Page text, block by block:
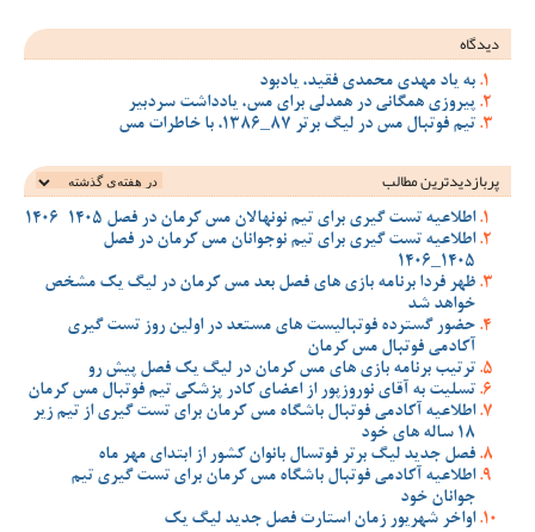
دیدگاه
به یاد مهدی محمدی فقید، یادبود
پیروزی همگانی در همدلی برای مس، یادداشت سردبیر
تیم فوتبال مس در لیگ برتر 87_1386، با خاطرات مس
پربازدیدترین‌ مطالب
اطلاعیه تست گیری برای تیم نونهالان مس کرمان در فصل 1405-1406
اطلاعیه تست گیری برای تیم نوجوانان مس کرمان در فصل
1405_1406
ظهر فردا برنامه بازی های فصل بعد مس کرمان در لیگ یک مشخص
خواهد شد
حضور گسترده فوتبالیست های مستعد در اولین روز تست گیری
آکادمی فوتبال مس کرمان
ترتیب برنامه بازی های مس کرمان در لیگ یک فصل پیش رو
تسلیت به آقای نوروزپور از اعضای کادر پزشکی تیم فوتبال مس کرمان
اطلاعیه آکادمی فوتبال باشگاه مس کرمان برای تست گیری از تیم زیر
18 ساله های خود
فصل جدید لیگ برتر فوتسال بانوان کشور از ابتدای مهر ماه
اطلاعیه آکادمی فوتبال باشگاه مس کرمان برای تست گیری تیم
جوانان خود
اواخر شهریور زمان استارت فصل جدید لیگ یک